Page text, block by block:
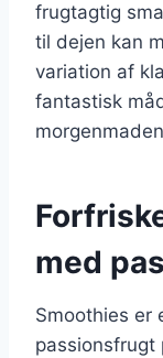
frugtagtig
til dejen kan
variation af
fantastisk
med
Smoothies er
passionsfrugt